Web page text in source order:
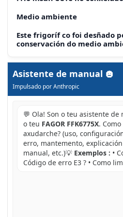
Medio ambiente
Este frigoríf co foi desñado
conservación do medio
Asistente de manual
Impulsado por Anthropic
💬 Ola! Son o teu asistente de
o teu FAGOR FFK6775X.
axudarche? (uso,
erro, mantemento,
manual, etc.)💡 Exemplos : •
Código de erro E3 ? • Como